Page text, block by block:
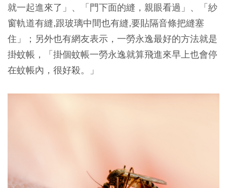
就一起進來了」、「門下面的縫，親眼看過」、「紗
窗軌道有縫,跟玻璃中間也有縫,要貼隔音條把縫塞
住」；另外也有網友表示，一勞永逸最好的方法就是
掛蚊帳，「掛個蚊帳一勞永逸就算飛進來早上也會停
在蚊帳內，很好殺。」